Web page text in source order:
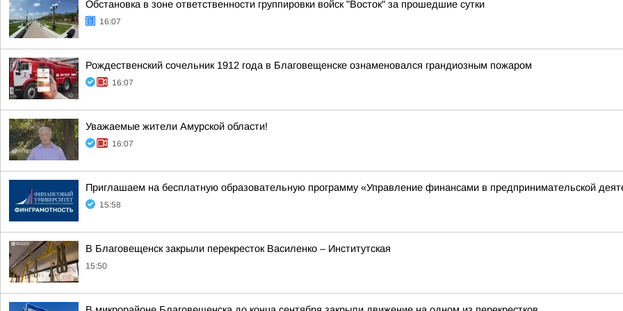
Обстановка в зоне ответственности группировки войск "Восток" за прошедшие сутки
16:07
Рождественский сочельник 1912 года в Благовещенске ознаменовался грандиозным пожаром
16:07
Уважаемые жители Амурской области!
16:07
Приглашаем на бесплатную образовательную программу «Управление финансами в предпринимательской
15:58
В Благовещенск закрыли перекресток Василенко – Институтская
15:50